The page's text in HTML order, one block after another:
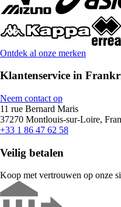
Ontdek al onze merken
Klantenservice in
Neem contact op
11 rue Bernard Maris
37270 Montlouis-sur-Loire,
+33 1 86 47 62 58
Veilig betalen
Koop met vertrouwen op onze